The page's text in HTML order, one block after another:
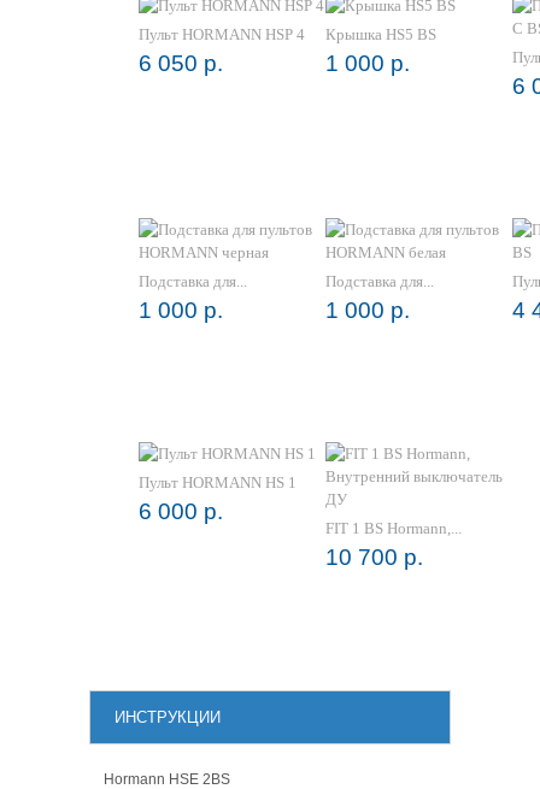
Пульт HORMANN HSP 4
6 050 р.
Крышка HS5 BS
1 000 р.
6
Подставка для...
1 000 р.
Подставка для...
1 000 р. 4
Пульт HORMANN HS 1
6 000 р.
FIT 1 BS Hormann,...
10 700 р.
ИНСТРУКЦИИ
Hormann HSE 2BS